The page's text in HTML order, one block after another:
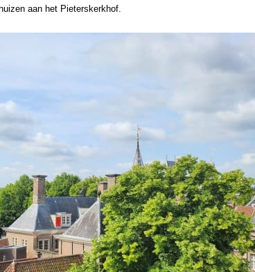
aan het Pieterskerkhof.